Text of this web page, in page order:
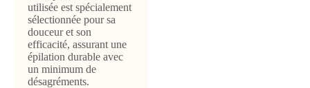
utilisée est spécialement
sélectionnée pour sa
douceur et son
efficacité, assurant une
épilation durable avec
un minimum de
désagréments.